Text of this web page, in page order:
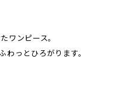
ワンピース。
わっとひろがります。